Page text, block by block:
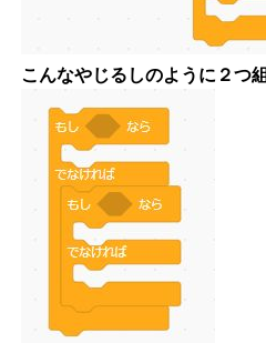
こんなやじるしのように２つ